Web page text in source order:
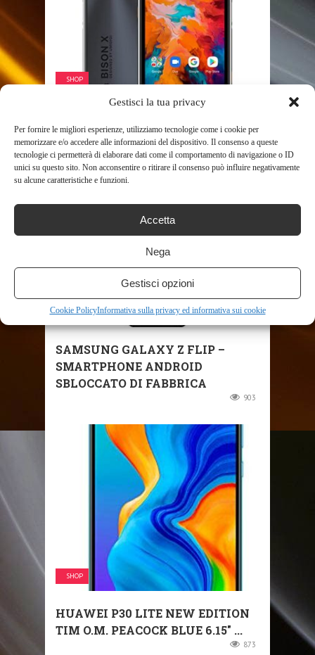
Gestisci la tua privacy
Per fornire le migliori esperienze, utilizziamo tecnologie come i cookie per
memorizzare e/o accedere alle informazioni del dispositivo. Il consenso a queste
tecnologie ci permetterà di elaborare dati come il comportamento di navigazione o ID
unici su questo sito. Non acconsentire o ritirare il consenso può influire negativamente
su alcune caratteristiche e funzioni.
Accetta
Nega
Gestisci opzioni
Cookie PolicyInformativa sulla privacy ed informativa sui cookie
SHOP
SMARTPHONE,6.53” HD 6150MAH
BATTERY IP68/IP69 CELLULARE ...
592
SHOP
SAMSUNG GALAXY Z FLIP –
SMARTPHONE ANDROID
SBLOCCATO DI FABBRICA
903
SHOP
HUAWEI P30 LITE NEW EDITION
TIM O.M. PEACOCK BLUE 6.15″ ...
873